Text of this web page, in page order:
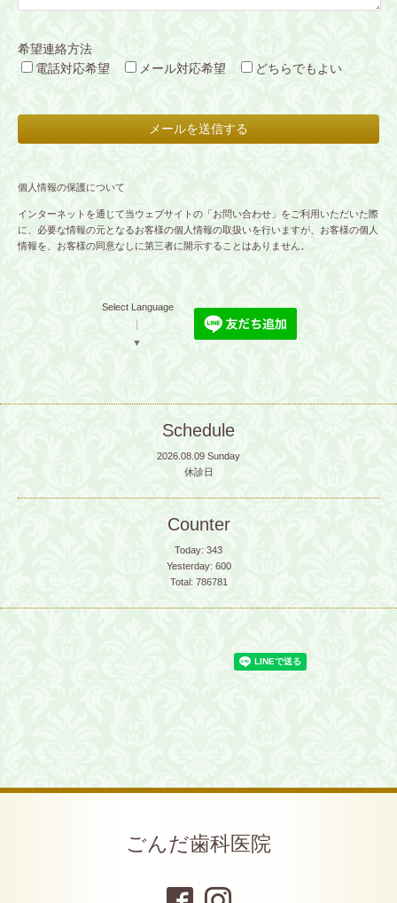
希望連絡方法
電話対応希望
メール対応希望 どちらでもよい
個人情報の保護について
インターネットを通じて当ウェブサイトの「お問い合わせ」をご利用いただいた際
に、必要な情報の元となるお客様の個人情報の取扱いを行いますが、お客様の個人
情報を、お客様の同意なしに第三者に開示することはありません。
Select Language
▼
Schedule
2026.08.09 Sunday
休診日
Counter
Today: 343
Yesterday: 600
Total: 786781
ごんだ歯科医院